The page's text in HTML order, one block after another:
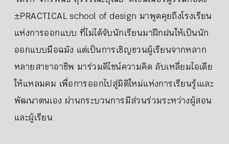
±PRACTICAL school of design มาพูดคุยถึงโรงเรียน
แห่งการออกแบบ ที่ไม่ได้จับนักเรียนมาฝึกฝนให้เป็นนัก
ออกแบบมือฉมัง แต่เป็นการเชิญชวนผู้เรียนจากหลาก
หลายสาขาอาชีพ มาร่วมดีไซน์ความคิด ลับเหลี่ยมไอเดีย
ให้แหลมคม เพื่อการออกไปสู่มิติใหม่แห่งการเรียนรู้เและ
พัฒนาตนเอง ผ่านกระบวนการมีส่วนร่วมระหว่างผู้สอน
และผู้เรียน